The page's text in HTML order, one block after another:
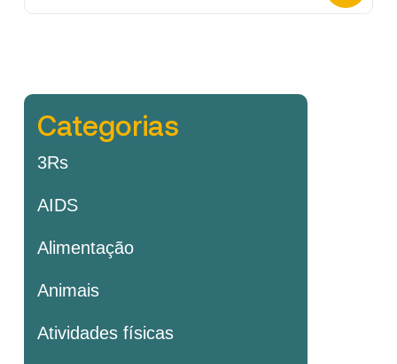
Categorias
3Rs
AIDS
Alimentação
Animais
Atividades físicas